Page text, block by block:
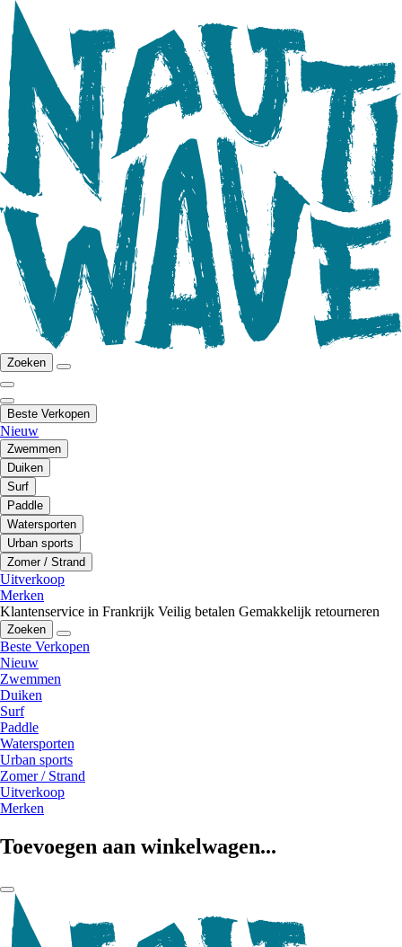
Zoeken
Beste Verkopen
Nieuw
Zwemmen
Duiken
Surf
Paddle
Watersporten
Urban sports
Zomer / Strand
Uitverkoop
Merken
Klantenservice in Frankrijk Veilig betalen Gemakkelijk retourneren
Zoeken
Beste Verkopen
Nieuw
Zwemmen
Duiken
Surf
Paddle
Watersporten
Urban sports
Zomer / Strand
Uitverkoop
Merken
Toevoegen aan winkelwagen...